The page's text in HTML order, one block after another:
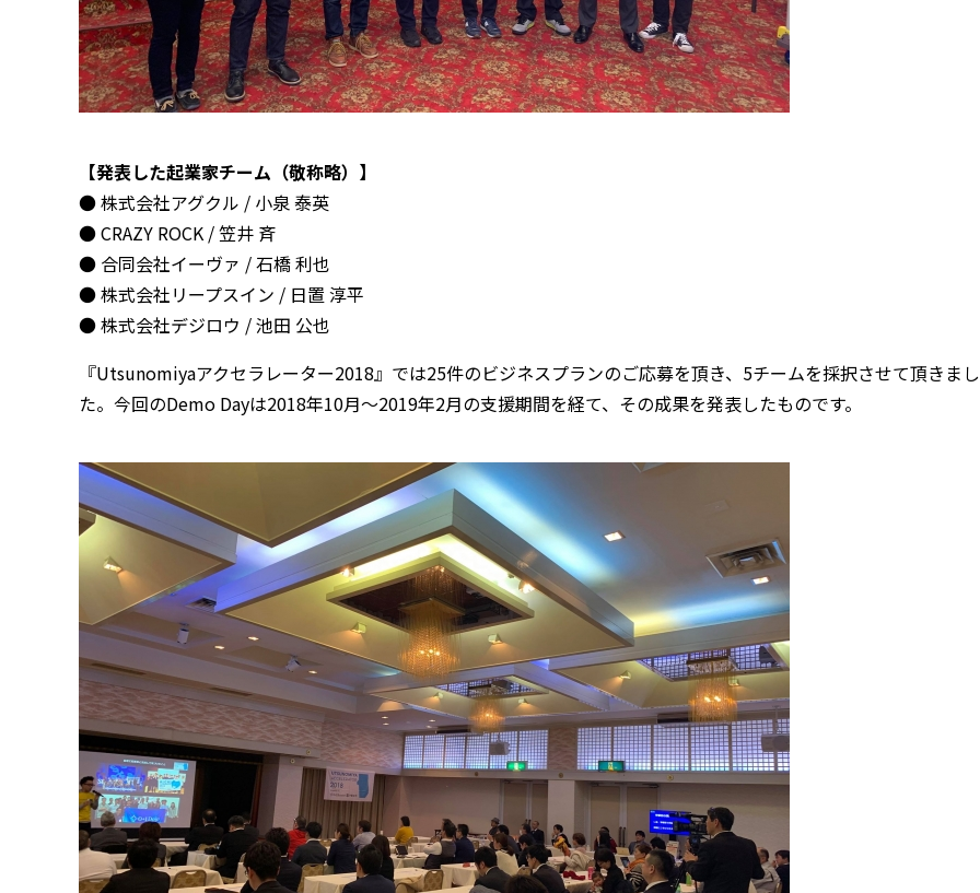
【発表した起業家チーム（敬称略）】
● 株式会社アグクル / 小泉 泰英
● CRAZY ROCK / 笠井 斉
● 合同会社イーヴァ / 石橋 利也
● 株式会社リープスイン / 日置 淳平
● 株式会社デジロウ / 池田 公也
『Utsunomiyaアクセラレーター2018』では25件のビジネスプランのご応募を頂き、5チームを採択させて頂きまし
た。今回のDemo Dayは2018年10月～2019年2月の支援期間を経て、その成果を発表したものです。